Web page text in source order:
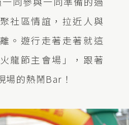
社區情誼，拉近人與
。遊行走著走著就這
龍節主會場」，跟著
場的熱鬧Bar！